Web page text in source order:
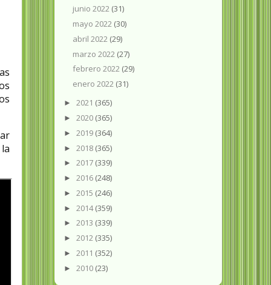
junio 2022 (31)
mayo 2022 (30)
abril 2022 (29)
marzo 2022 (27)
febrero 2022 (29)
enero 2022 (31)
► 2021 (365)
► 2020 (365)
► 2019 (364)
► 2018 (365)
► 2017 (339)
► 2016 (248)
► 2015 (246)
► 2014(359)
► 2013 (339)
► 2012 (335)
► 2011 (352)
► 2010 (23)